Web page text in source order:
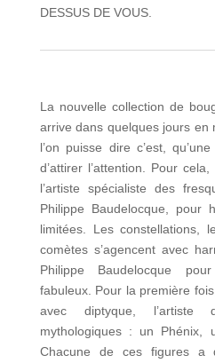
DESSUS DE VOUS.
La nouvelle collection de
arrive dans quelques jours en
l’on puisse dire c’est,
d’attirer l’attention. Pour
l’artiste spécialiste des
Philippe Baudelocque, pour
limitées. Les constellations,
comètes s’agencent avec
Philippe Baudelocque
fabuleux. Pour la première
avec diptyque, l’artiste
mythologiques : un Phénix,
Chacune de ces figures a